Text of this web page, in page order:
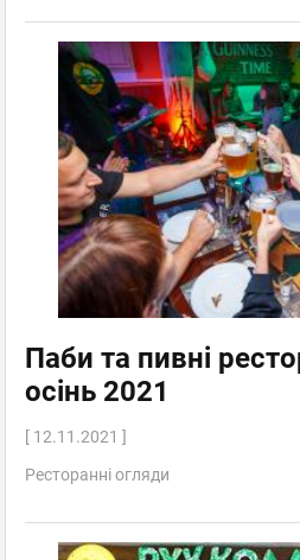
Паби та пивні
осінь 2021
[ 12.11.2021 ]
Ресторанні огляди